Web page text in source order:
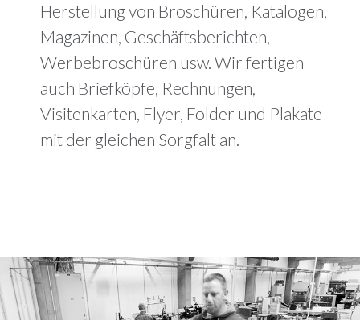
Herstellung von Broschüren, Katalogen,
Magazinen, Geschäftsberichten,
Werbebroschüren usw. Wir fertigen
auch Briefköpfe, Rechnungen,
Visitenkarten, Flyer, Folder und Plakate
mit der gleichen Sorgfalt an.